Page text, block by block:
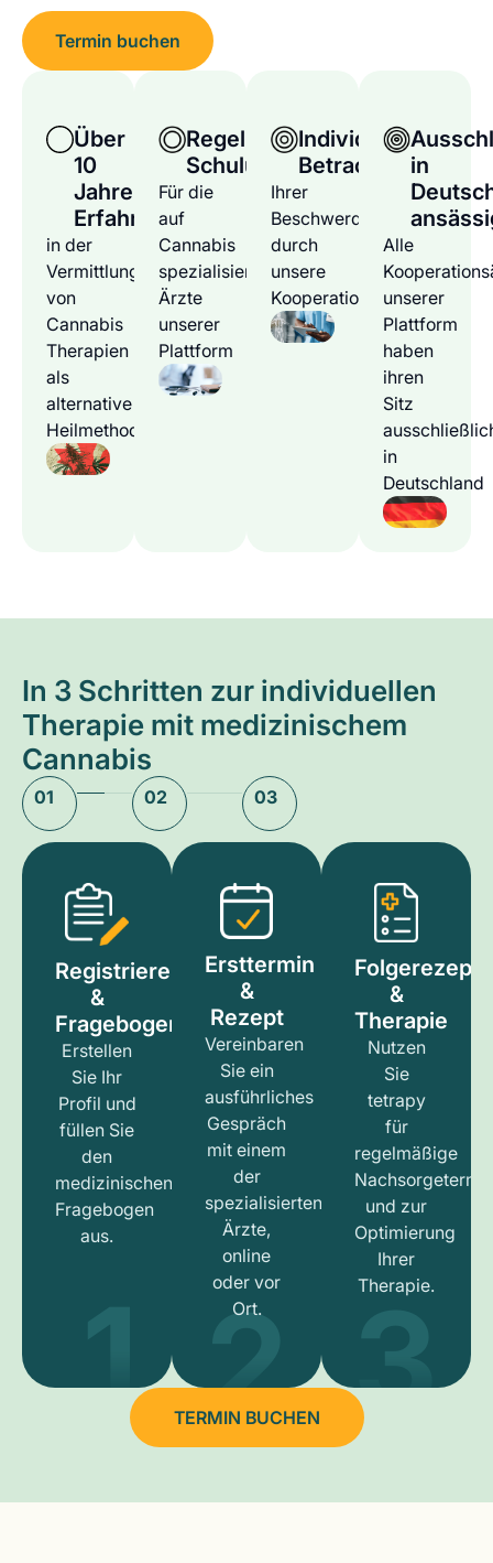
Termin buchen
Über
10
Jahre
Erfahrung
in der
Vermittlung
von
Cannabis
Therapien
als
alternative
Heilmethode
Regelmäßige
Schulungen
Für die
auf
Cannabis
spezialisierten
Ärzte
unserer
Plattform
Individuelle
Betrachtung
Ihrer
Beschwerden
durch
unsere
Kooperationsärzte
in
Alle
unserer
Plattform
haben
ihren
Sitz
in
Deutschland
In 3 Schritten zur individuellen
Therapie mit medizinischem
Cannabis
01 02 03
Registrieren
&
Fragebogen
Erstellen
Sie Ihr
Profil und
füllen Sie
den
medizinischen
Fragebogen
aus.
1
Ersttermin
&
Rezept
Vereinbaren
Sie ein
ausführliches
Gespräch
mit einem
der
spezialisierten
Ärzte,
online
oder vor
Ort.
2
Folgerezept
&
Therapie
Nutzen
Sie
tetrapy
für
regelmäßige
und zur
Optimierung
Ihrer
Therapie.
3
TERMIN BUCHEN